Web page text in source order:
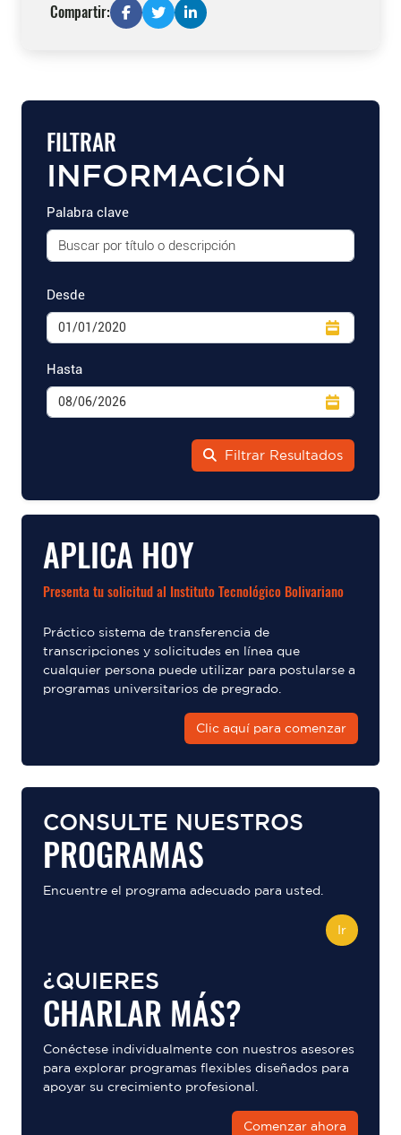
FILTRAR
INFORMACIÓN
Palabra clave
Desde
Hasta
Filtrar Resultados
APLICA HOY
Presenta tu solicitud al Instituto Tecnológico Bolivariano
Práctico sistema de transferencia de
transcripciones y solicitudes en línea que
cualquier persona puede utilizar para postularse a
programas universitarios de pregrado.
Clic aquí para comenzar
CONSULTE NUESTROS
PROGRAMAS
Encuentre el programa adecuado para usted.
Ir
¿QUIERES
CHARLAR MÁS?
Conéctese individualmente con nuestros asesores
para explorar programas flexibles diseñados para
apoyar su crecimiento profesional.
Comenzar ahora
Compartir: